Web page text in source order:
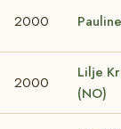
2000
2000
Lilje
(NO)